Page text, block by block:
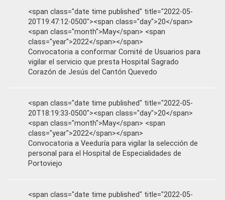
<span class="date time published" title="2022-05-
20T19:47:12-0500"><span class="day">20</span>
<span class="month">May</span> <span
class="year">2022</span></span>
Convocatoria a conformar Comité de Usuarios para
vigilar el servicio que presta Hospital Sagrado
Corazón de Jesús del Cantón Quevedo
<span class="date time published" title="2022-05-
20T18:19:33-0500"><span class="day">20</span>
<span class="month">May</span> <span
class="year">2022</span></span>
Convocatoria a Veeduría para vigilar la selección de
personal para el Hospital de Especialidades de
Portoviejo
<span class="date time published" title="2022-05-